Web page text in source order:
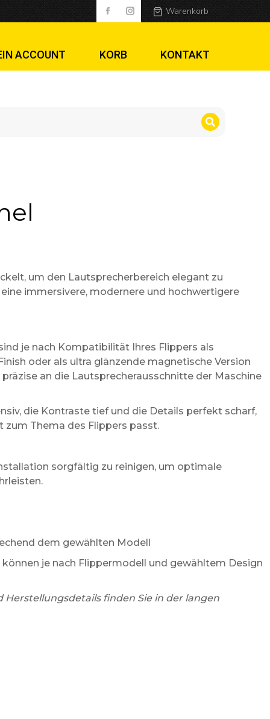
Warenkorb
ACCOUNT KORB KONTAKT
um den Lautsprecherbereich elegant zu
immersivere, modernere und hochwertigere
je nach Kompatibilität Ihres Flippers als
oder als ultra glänzende magnetische Version
an die Lautsprecherausschnitte der Maschine
die Kontraste tief und die Details perfekt scharf,
zum Thema des Flippers passt.
sorgfältig zu reinigen, um optimale
dem gewählten Modell
je nach Flippermodell und gewähltem Design
finden Sie in der langen